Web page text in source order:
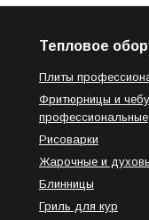
Тепловое
Плиты
Фритюрницы и
профессиональные
Рисоварки
Жарочные и
Блинницы
Гриль для кур